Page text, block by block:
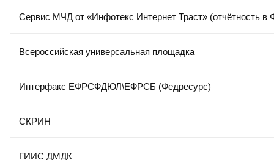
Сервис МЧД от «Инфотекс Интернет Траст» (отчётность в
Всероссийская универсальная площадка
Интерфакс ЕФРСФДЮЛ\ЕФРСБ (Федресурс)
СКРИН
ГИИС ДМДК